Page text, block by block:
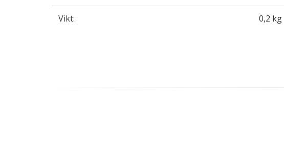
Vikt: 0,2 kg